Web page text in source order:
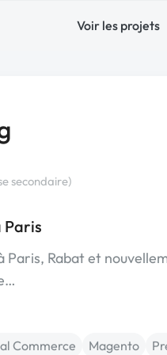
Voir les projets
secondaire)
Paris
Rabat et
Commerce Magento